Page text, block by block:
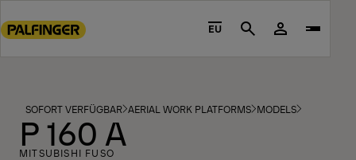
to
footer
content
EU Search
SOFORT VERFÜGBAR AERIAL WORK PLATFORMS MODELS
P 160 A
MITSUBISHI FUSO